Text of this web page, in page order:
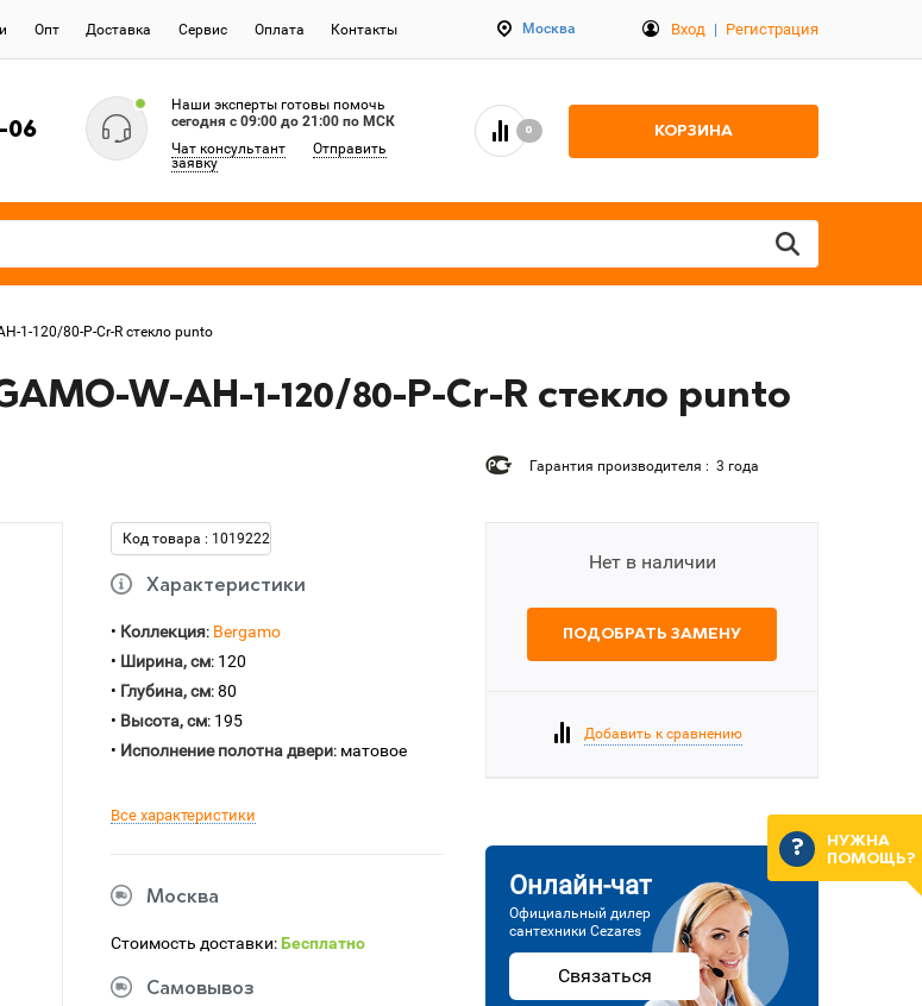
Опт Доставка Сервис Оплата Контакты Москва Вход | Регистрация
06
Наши эксперты готовы помочь
сегодня c 09:00 до 21:00 по МСК
Чат консультант
Отправить
заявку
0 КОРЗИНА
1-120/80-P-Cr-R стекло punto
W-AH-1-120/80-P-Cr-R стекло punto
Гарантия производителя : 3 года
Код товара : 1019222
Характеристики
• Коллекция: Bergamo
• Ширина, см: 120
• Глубина, см: 80
• Высота, см: 195
• Исполнение полотна двери: матовое
Все характеристики
Москва
Стоимость доставки:Бесплатно
Самовывоз
Нет в наличии
ПОДОБРАТЬ ЗАМЕНУ
Добавить к сравнению
Онлайн-чат
Официальный дилер
сантехники Cezares
Связаться
НУЖНА
ПОМОЩЬ?